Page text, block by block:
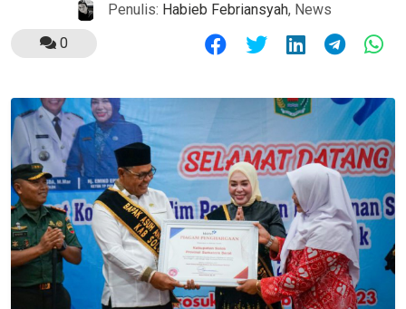
Penulis: Habieb Febriansyah, News
0